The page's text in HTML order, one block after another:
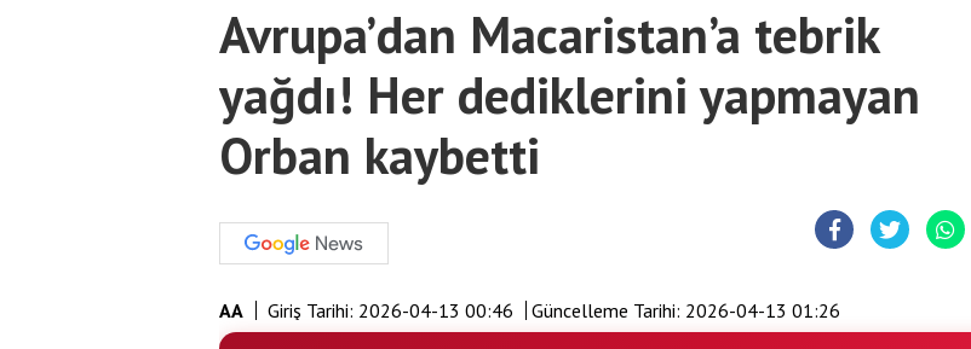
Avrupa’dan Macaristan’a tebrik
yağdı! Her dediklerini yapmayan
Orban kaybetti
AA Giriş Tarihi: 2026-04-13 00:46 Güncelleme Tarihi: 2026-04-13 01:26